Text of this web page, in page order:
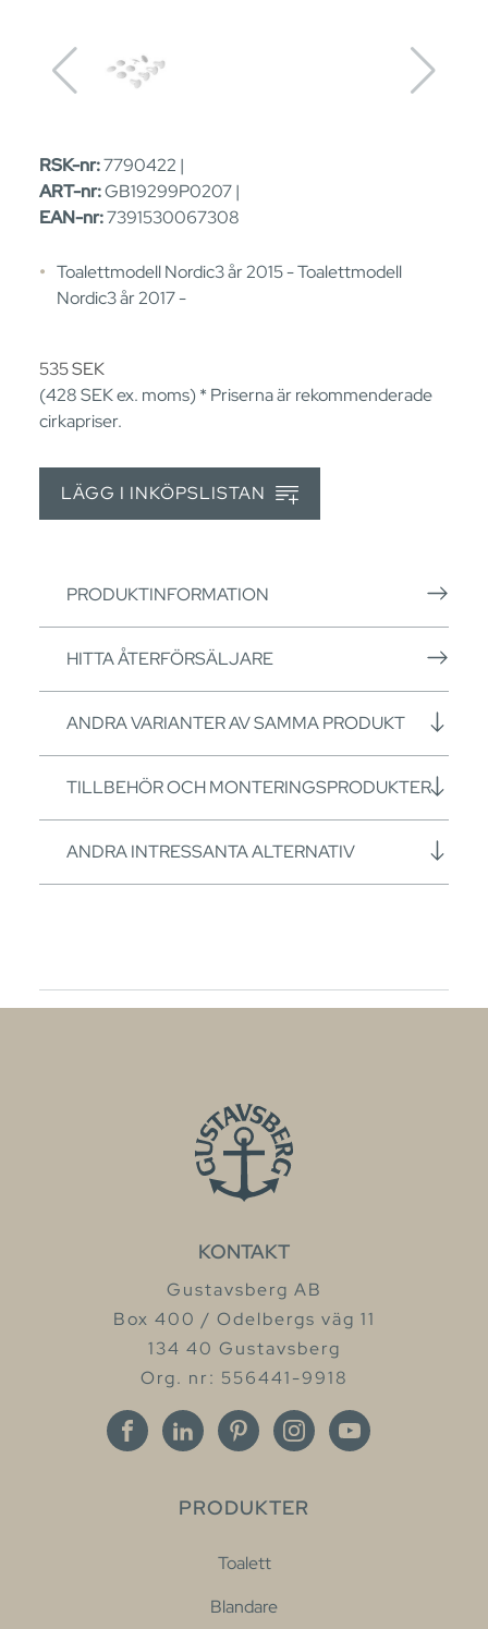
RSK-nr:7790422 |
ART-nr:GB19299P0207 |
EAN-nr:7391530067308
Toalettmodell Nordic3 år 2015 - Toalettmodell
Nordic3 år 2017 -
535SEK
(428SEKex. moms) * Priserna är rekommenderade
cirkapriser.
LÄGG I INKÖPSLISTAN
PRODUKTINFORMATION
HITTA ÅTERFÖRSÄLJARE
ANDRA VARIANTER AV SAMMA PRODUKT
TILLBEHÖR OCH MONTERINGSPRODUKTER
ANDRA INTRESSANTA ALTERNATIV
KONTAKT
Gustavsberg AB
Box 400 / Odelbergs väg 11
134 40 Gustavsberg
Org. nr: 556441-9918
PRODUKTER
Toalett
Blandare